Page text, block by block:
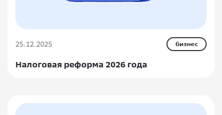
25.12.2025 бизнес
Налоговая реформа 2026 года